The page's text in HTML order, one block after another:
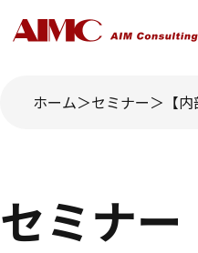
ホーム セミナー 【
セミナー